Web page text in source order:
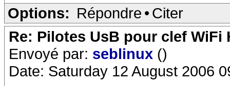
Options: Répondre • Citer
Re: Pilotes UsB pour clef WiFi
Envoyé par: seblinux ()
Date: Saturday 12 August 2006